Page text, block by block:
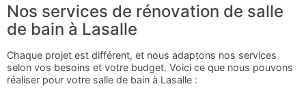
Nos services de rénovation de salle
de bain à Lasalle
Chaque projet est différent, et nous adaptons nos services
selon vos besoins et votre budget. Voici ce que nous pouvons
réaliser pour votre salle de bain à Lasalle :